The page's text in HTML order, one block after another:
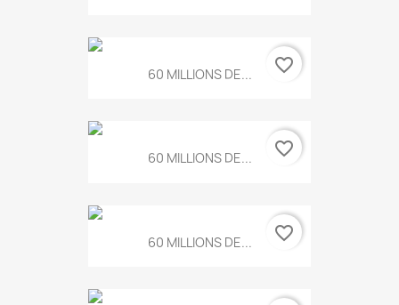
60 MILLIONS DE... favorite_border
60 MILLIONS DE... favorite_border
60 MILLIONS DE... favorite_border